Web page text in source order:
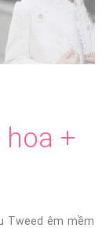
+
Tweed êm mềm